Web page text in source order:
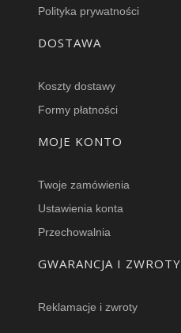
Polityka prywatności
DOSTAWA
Koszty dostawy
Formy płatności
MOJE KONTO
Twoje zamówienia
Ustawienia konta
Przechowalnia
GWARANCJA I ZWROTY
Reklamacje i zwroty